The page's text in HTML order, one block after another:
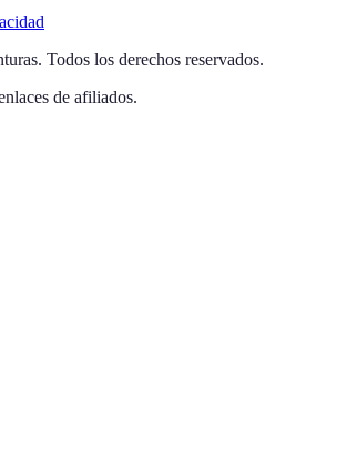
. Todos los derechos reservados.
de afiliados.